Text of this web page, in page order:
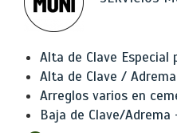
Alta de Clave Especial
Alta de Clave /
Arreglos varios en
Baja de Clave/